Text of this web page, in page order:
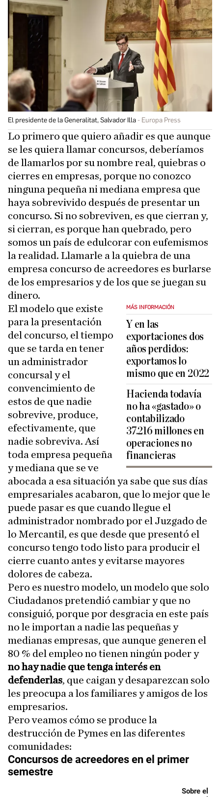
El presidente de la Generalitat, Salvador Illa Europa Press
Lo primero que quiero añadir es que aunque
se les quiera llamar concursos, deberíamos
de llamarlos por su nombre real, quiebras o
cierres en empresas, porque no conozco
ninguna pequeña ni mediana empresa que
haya sobrevivido después de presentar un
concurso. Si no sobreviven, es que cierran y,
si cierran, es porque han quebrado, pero
somos un país de edulcorar con eufemismos
la realidad. Llamarle a la quiebra de una
empresa concurso de acreedores es burlarse
de los empresarios y de los que se juegan su
dinero.
MÁS INFORMACIÓN
Y en las
exportaciones dos
años perdidos:
exportamos lo
mismo que en 2022
Hacienda todavía
no ha «gastado» o
contabilizado
37.216 millones en
operaciones no
financieras
El modelo que existe
para la presentación
del concurso, el tiempo
que se tarda en tener
un administrador
concursal y el
convencimiento de
estos de que nadie
sobrevive, produce,
efectivamente, que
nadie sobreviva. Así
toda empresa pequeña
y mediana que se ve
abocada a esa situación ya sabe que sus días
empresariales acabaron, que lo mejor que le
puede pasar es que cuando llegue el
administrador nombrado por el Juzgado de
lo Mercantil, es que desde que presentó el
concurso tengo todo listo para producir el
cierre cuanto antes y evitarse mayores
dolores de cabeza.
Pero es nuestro modelo, un modelo que solo
Ciudadanos pretendió cambiar y que no
consiguió, porque por desgracia en este país
no le importan a nadie las pequeñas y
medianas empresas, que aunque generen el
80 % del empleo no tienen ningún poder y
no hay nadie que tenga interés en
defenderlas, que caigan y desaparezcan solo
les preocupa a los familiares y amigos de los
empresarios.
Pero veamos cómo se produce la
destrucción de Pymes en las diferentes
comunidades: